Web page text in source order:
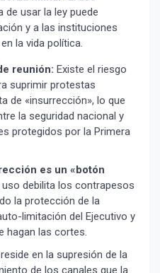
usar la ley puede
y a las instituciones
la vida política.
reunión: Existe el riesgo
suprimir protestas
de «insurrección», lo que
la seguridad nacional y
protegidos por la Primera
es un «botón
uso debilita los contrapesos
la protección de la
limitación del Ejecutivo y
hagan las cortes.
en la supresión de la
de los canales que la